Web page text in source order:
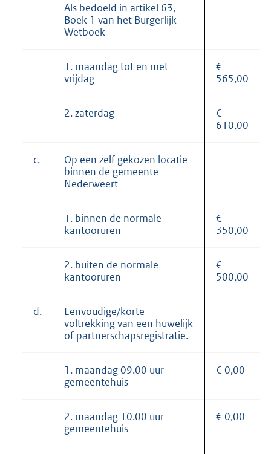
Als bedoeld in artikel 63,
Boek 1 van het Burgerlijk
Wetboek
1. maandag tot en met
vrijdag
€
565,00
2. zaterdag
€
610,00
c.
Op een zelf gekozen locatie
binnen de gemeente
Nederweert
1. binnen de normale
kantooruren
€
350,00
2. buiten de normale
kantooruren
€
500,00
d.
Eenvoudige/korte
voltrekking van een huwelijk
of partnerschapsregistratie.
1. maandag 09.00 uur
gemeentehuis
€ 0,00
2. maandag 10.00 uur
gemeentehuis
€ 0,00